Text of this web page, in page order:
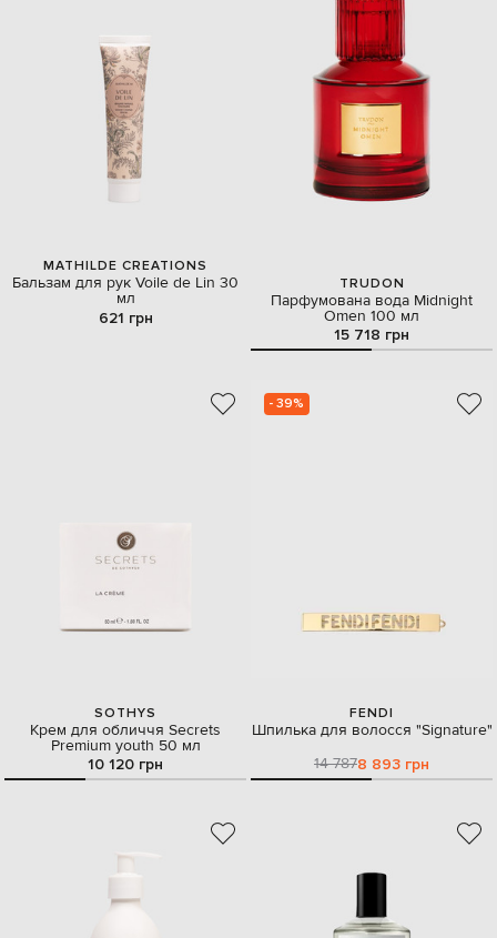
MATHILDE CREATIONS
Бальзам для рук Voile de Lin 30
мл
621 грн
TRUDON
Парфумована вода Midnight
Omen 100 мл
15 718 грн
SOTHYS
Крем для обличчя Secrets
Premium youth 50 мл
10 120 грн
- 39%
FENDI
Шпилька для волосся "Signature"
14 7878 893 грн